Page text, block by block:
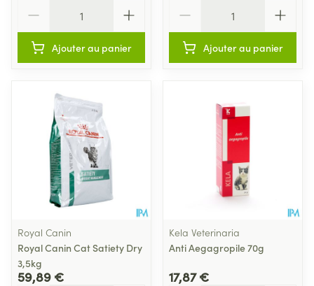
Ajouter au panier Ajouter au panier
Royal Canin
Royal Canin Cat Satiety Dry
3,5kg
59,89 €
Kela Veterinaria
Anti Aegagropile 70g
17,87 €